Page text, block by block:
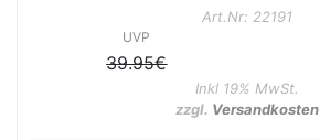
Art.Nr: 22191
UVP
39.95€
Inkl 19% MwSt.
zzgl. Versandkosten